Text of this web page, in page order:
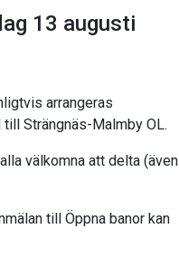
13 augusti
arrangeras
till Strängnäs-Malmby OL.
välkomna att delta (även
till Öppna banor kan